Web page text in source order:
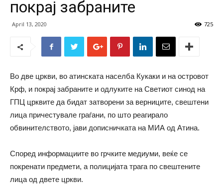
покрај забраните
April 13, 2020 725
Во две цркви, во атинската населба Кукаки и на островот
Крф, и покрај забраните и одлуките на Светиот синод на
ГПЦ црквите да бидат затворени за верниците, свештени
лица причестувале граѓани, по што реагирало
обвинителството, јави дописничката на МИА од Атина.
Според информациите во грчките медиуми, веќе се
покренати предмети, а полицијата трага по свештените
лица од двете цркви.